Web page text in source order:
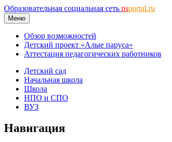
Образовательная социальная сеть nsportal.ru
Меню
Обзор возможностей
Детский проект «Алые паруса»
Аттестация педагогических работников
Детский сад
Начальная школа
Школа
НПО и СПО
ВУЗ
Навигация